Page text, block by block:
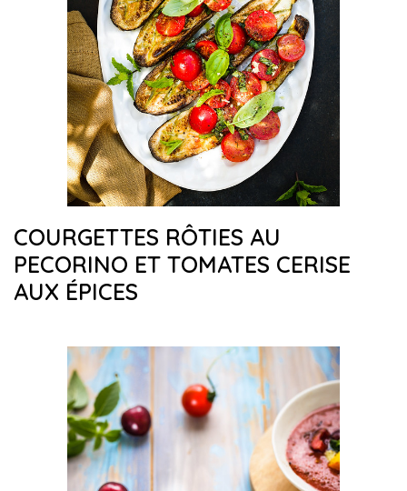
COURGETTES RÔTIES AU
PECORINO ET TOMATES CERISE
AUX ÉPICES